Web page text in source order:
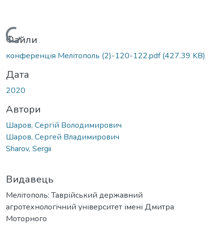
Вантажиться...
Файли
конференція Мелітополь (2)-120-122.pdf(427.39 KB)
Дата
2020
Автори
Шаров, Сергій Володимирович
Шаров, Сергей Владимирович
Sharov, Sergii
Видавець
Мелітополь: Таврійський державний
агротехнологічний університет імені Дмитра
Моторного